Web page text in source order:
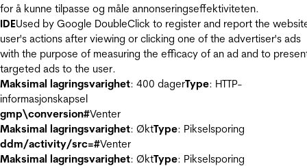
for å kunne tilpasse og måle annonseringseffektiviteten.
IDEUsed by Google DoubleClick to register and report the
user's actions after viewing or clicking one of the advertiser's ads
with the purpose of measuring the efficacy of an ad and to
targeted ads to the user.
Maksimal lagringsvarighet: 400 dagerType: HTTP-
informasjonskapsel
gmp\conversion#Venter
Maksimal lagringsvarighet: ØktType: Pikselsporing
ddm/activity/src=#Venter
Maksimal lagringsvarighet: ØktType: Pikselsporing